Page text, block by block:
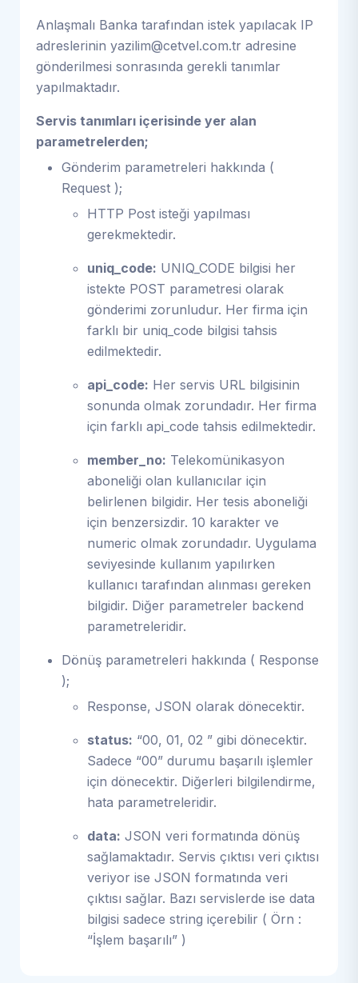
Anlaşmalı Banka tarafından istek yapılacak IP
adreslerinin yazilim@cetvel.com.tr adresine
gönderilmesi sonrasında gerekli tanımlar
yapılmaktadır.
Servis tanımları içerisinde yer alan
parametrelerden;
Gönderim parametreleri hakkında (
Request );
HTTP Post isteği yapılması
gerekmektedir.
uniq_code: UNIQ_CODE bilgisi her
istekte POST parametresi olarak
gönderimi zorunludur. Her firma için
farklı bir uniq_code bilgisi tahsis
edilmektedir.
api_code: Her servis URL bilgisinin
sonunda olmak zorundadır. Her firma
için farklı api_code tahsis edilmektedir.
member_no: Telekomünikasyon
aboneliği olan kullanıcılar için
belirlenen bilgidir. Her tesis aboneliği
için benzersizdir. 10 karakter ve
numeric olmak zorundadır. Uygulama
seviyesinde kullanım yapılırken
kullanıcı tarafından alınması gereken
bilgidir. Diğer parametreler backend
parametreleridir.
Dönüş parametreleri hakkında ( Response
);
Response, JSON olarak dönecektir.
status: “00, 01, 02 ” gibi dönecektir.
Sadece “00” durumu başarılı işlemler
için dönecektir. Diğerleri bilgilendirme,
hata parametreleridir.
data: JSON veri formatında dönüş
sağlamaktadır. Servis çıktısı veri çıktısı
veriyor ise JSON formatında veri
çıktısı sağlar. Bazı servislerde ise data
bilgisi sadece string içerebilir ( Örn :
“İşlem başarılı” )